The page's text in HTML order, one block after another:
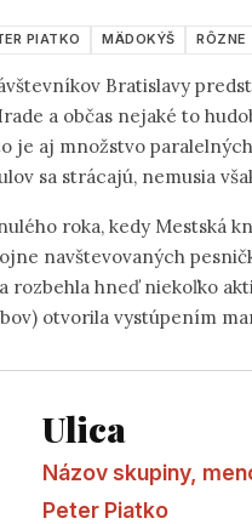
PIATKO MÄDOKÝŠ RÔZNE
Bratislavy
a občas nejaké to
je aj množstvo
sa strácajú, nemusia
roka, kedy Mestská
navštevovaných
rozbehla hneď niekoľko
otvorila vystúpením
Ulica
Názov skupiny,
Peter Piatko